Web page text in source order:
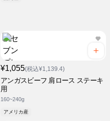
¥1,055(税込¥1,139.4)
アンガスビーフ 肩ロース ステーキ
用
160~240g
アメリカ産